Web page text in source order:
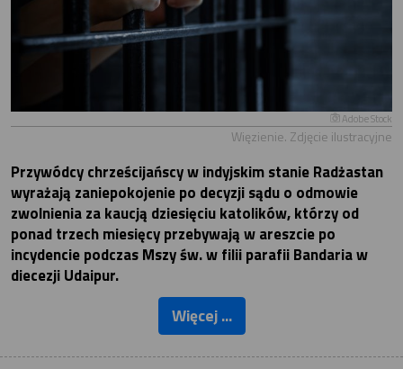
Adobe Stock
Więzienie. Zdjęcie ilustracyjne
Przywódcy chrześcijańscy w indyjskim stanie Radżastan
wyrażają zaniepokojenie po decyzji sądu o odmowie
zwolnienia za kaucją dziesięciu katolików, którzy od
ponad trzech miesięcy przebywają w areszcie po
incydencie podczas Mszy św. w filii parafii Bandaria w
diecezji Udaipur.
Więcej ...